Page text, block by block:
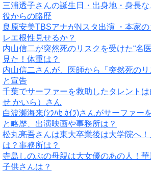
三浦透子さんの誕生日・出身地・身長
役からの略歴
良原安美TBSアナがNスタ出演 ・本家
レエ根性見せるか？
内山信二が突然死のリスクを受けた“名
見た！体重は？
内山信二さんが、医師から「突然死のリ
と宣告
千葉でサーファーを救助したタレント
せ かいら）さん
白波瀬海来(ｼﾗﾊｾ ｶｲﾗ)さんがサーファー
と略歴、出演映画や事務所は？
松丸亮吾さんは東大卒業後は大学院へ
は？事務所は？
寺島しのぶの母親は大女優のあの人！
子供さんは？